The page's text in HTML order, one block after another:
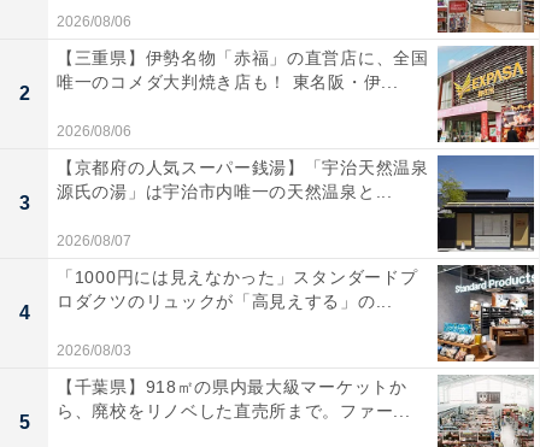
2026/08/06
2
【三重県】伊勢名物「赤福」の直営店に、全国
唯一のコメダ大判焼き店も！ 東名阪・伊...
2026/08/06
3
【京都府の人気スーパー銭湯】「宇治天然温泉
源氏の湯」は宇治市内唯一の天然温泉と...
2026/08/07
4
「1000円には見えなかった」スタンダードプ
ロダクツのリュックが「高見えする」の...
2026/08/03
5
【千葉県】918㎡の県内最大級マーケットか
ら、廃校をリノベした直売所まで。ファー...